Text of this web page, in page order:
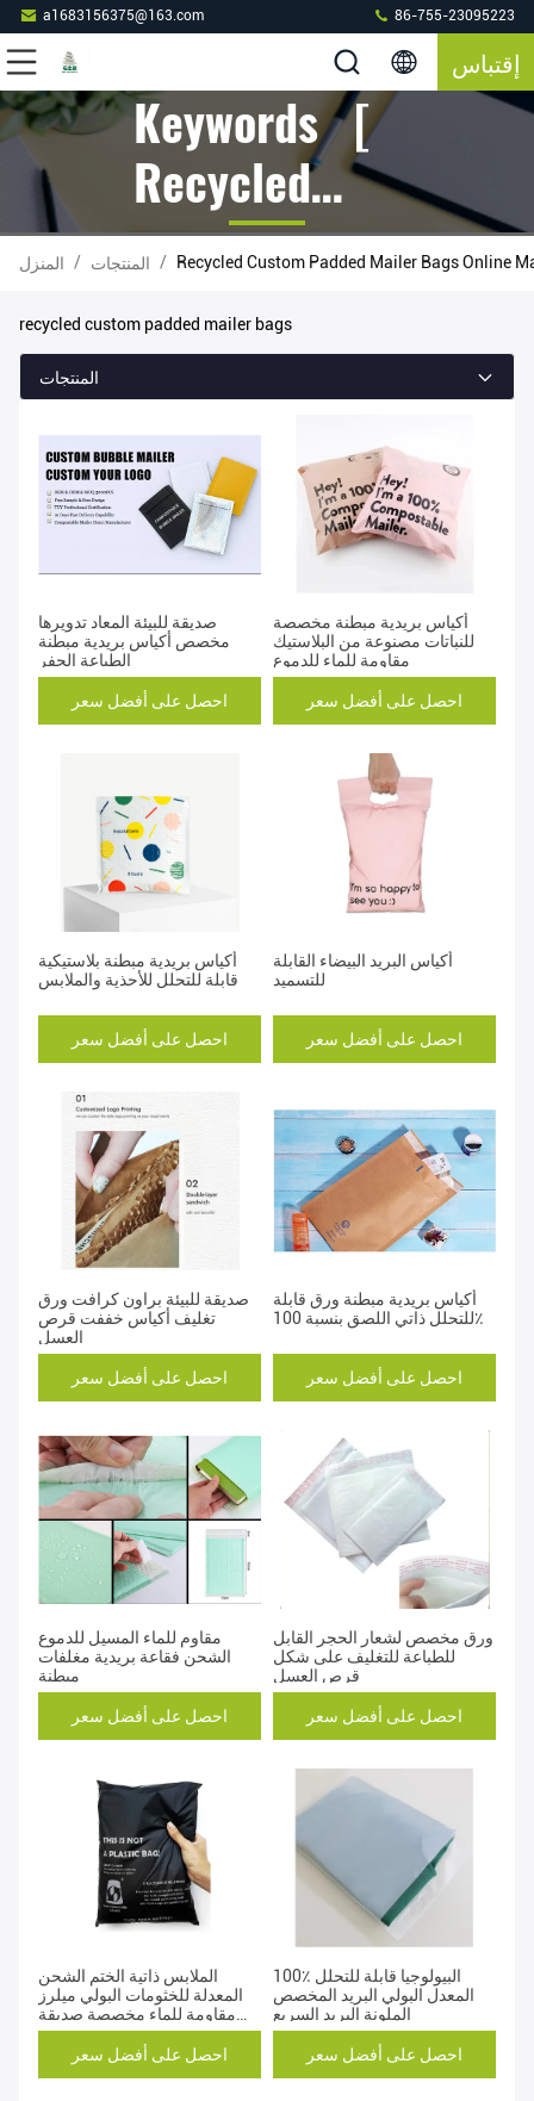
a1683156375@163.com 86-755-23095223
إقتباس
Keywords [
Recycled
Custom
Padded
Mailer Bags ]
Match 22
المنتجات
المنزل / المنتجات / Recycled Custom Padded Mailer Bags Online
recycled custom padded mailer bags
المنتجات
صديقة للبيئة المعاد تدويرها
مخصص أكياس بريدية مبطنة
الطباعة الحفر
احصل على أفضل سعر
أكياس بريدية مبطنة مخصصة
للنباتات مصنوعة من البلاستيك
مقاومة للماء للدموع
احصل على أفضل سعر
أكياس بريدية مبطنة بلاستيكية
قابلة للتحلل للأحذية والملابس
احصل على أفضل سعر
أكياس البريد البيضاء القابلة
للتسميد
احصل على أفضل سعر
صديقة للبيئة براون كرافت ورق
تغليف أكياس خففت قرص
العسل
احصل على أفضل سعر
أكياس بريدية مبطنة ورق قابلة
للتحلل ذاتي اللصق بنسبة 100٪
احصل على أفضل سعر
مقاوم للماء المسيل للدموع
الشحن فقاعة بريدية مغلفات
مبطنة
احصل على أفضل سعر
ورق مخصص لشعار الحجر القابل
للطباعة للتغليف على شكل
قرص العسل
احصل على أفضل سعر
الملابس ذاتية الختم الشحن
المعدلة للخثومات البولي ميلرز
مقاومة للماء مخصصة صديقة
للبيئة
احصل على أفضل سعر
100٪ البيولوجيا قابلة للتحلل
المعدل البولي البريد المخصص
الملونة البريد السريع
احصل على أفضل سعر